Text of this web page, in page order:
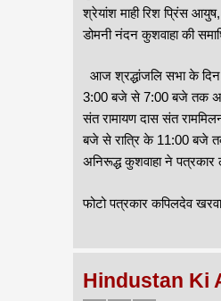
श्रेयांश माही रिश प्रिंस
डोमनी नंदन कुशवाहा की
आज श्रद्धांजलि सभा के दिन
3:00 बजे से 7:00 बजे तक
संत रामायण दास संत
बजे से रात्रि के 11:00 बजे
अनिरूद्ध कुशवाहा ने पत्रकार
फोटो पत्रकार कपिलदेव
Hindustan Ki